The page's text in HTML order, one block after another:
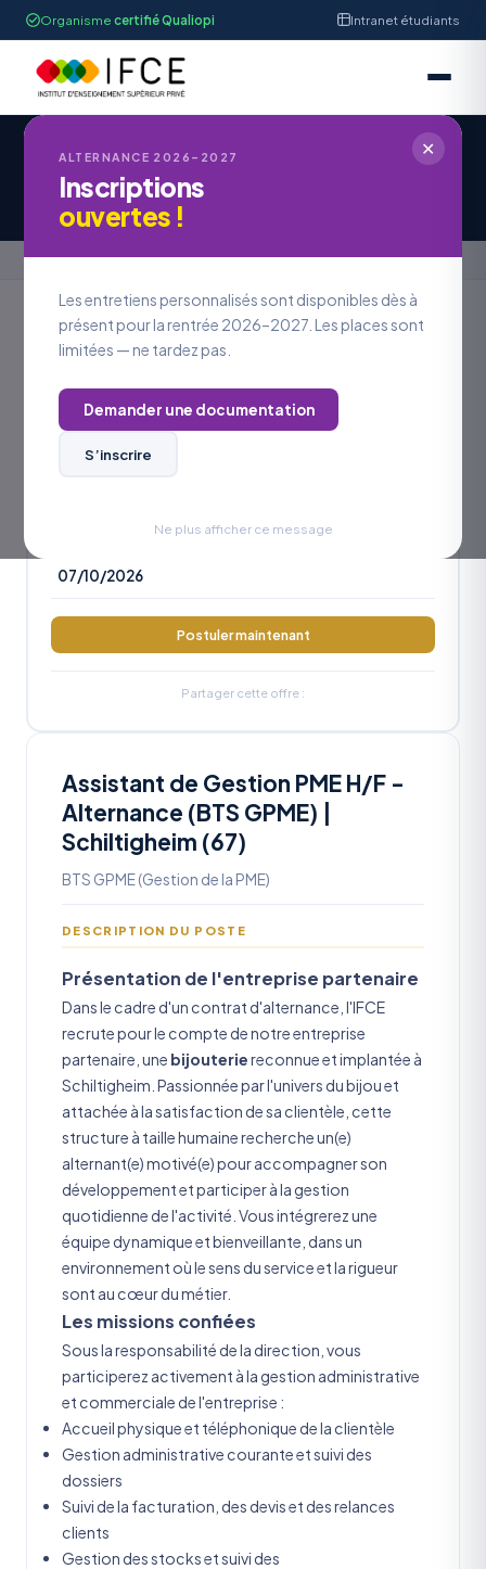
Organisme certifié Qualiopi Intranet étudiants
✕
ALTERNANCE 2026–2027
Inscriptions
ouvertes !
Les entretiens personnalisés sont disponibles dès à
présent pour la rentrée 2026–2027. Les places sont
limitées — ne tardez pas.
Demander une documentation
S’inscrire
Ne plus afficher ce message
IFCE STRASBOURG
Offre d'Emploi #OE2026-1221
Accueil › Offres en alternance › Offre d'Emploi #OE2026-1221
Retour aux offres
Assistant de Gestion PME H/F -
Alternance (BTS GPME) |
Schiltigheim (67)
BTS GPME (Gestion de la PME)
DESCRIPTION DU POSTE
Présentation de l'entreprise partenaire
Dans le cadre d'un contrat d'alternance, l'IFCE
recrute pour le compte de notre entreprise
partenaire, une bijouteriereconnue et implantée à
Schiltigheim. Passionnée par l'univers du bijou et
attachée à la satisfaction de sa clientèle, cette
structure à taille humaine recherche un(e)
alternant(e) motivé(e) pour accompagner son
développement et participer à la gestion
quotidienne de l'activité. Vous intégrerez une
équipe dynamique et bienveillante, dans un
environnement où le sens du service et la rigueur
sont au cœur du métier.
Les missions confiées
Sous la responsabilité de la direction, vous
participerez activement à la gestion administrative
et commerciale de l'entreprise :
Accueil physique et téléphonique de la clientèle
Gestion administrative courante et suivi des
dossiers
Suivi de la facturation, des devis et des relances
clients
Gestion des stocks et suivi des
LOCALISATION
Bas-Rhin
07/10/2026
Postuler maintenant
Partager cette offre :